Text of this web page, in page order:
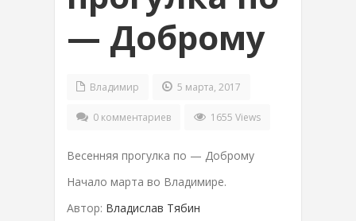
— Доброму
Владимир 5 марта, 2017
0 комментариев 1655 Views
Весенняя прогулка по — Доброму
Начало марта во Владимире.
Автор: Владислав Тябин